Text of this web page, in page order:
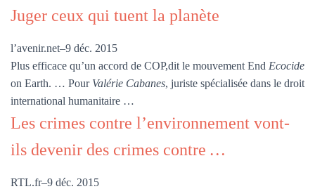
Juger ceux qui tuent la planète
l’avenir.net–9 déc. 2015
Plus efficace qu’un accord de COP,dit le mouvement End Ecocide
on Earth. … Pour Valérie Cabanes, juriste spécialisée dans le droit
international humanitaire …
Les crimes contre l’environnement vont-
ils devenir des crimes contre …
RTL.fr–9 déc. 2015